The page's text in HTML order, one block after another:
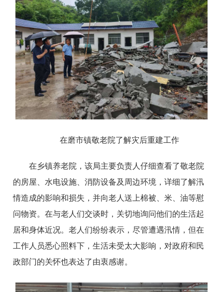
在磨市镇敬老院了解灾后重建工作
在乡镇养老院，该局主要负责人仔细查看了敬老院
的房屋、水电设施、消防设备及周边环境，详细了解汛
情造成的影响和损失，并向老人送上棉被、米、油等慰
问物资。在与老人们交谈时，关切地询问他们的生活起
居和身体近况。老人们纷纷表示，尽管遭遇汛情，但在
工作人员悉心照料下，生活未受太大影响，对政府和民
政部门的关怀也表达了由衷感谢。